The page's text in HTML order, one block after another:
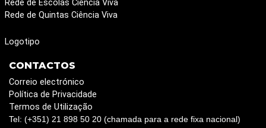
Rede de Escolas Ciência Viva
Rede de Quintas Ciência Viva
Logotipo
CONTACTOS
Correio electrónico
Política de Privacidade
Termos de Utilização
Tel: (+351) 21 898 50 20 (chamada para a rede fixa nacional)